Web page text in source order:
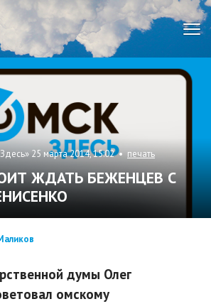
25 марта 2014, 15:02 • печать
ЖДАТЬ БЕЖЕНЦЕВ С
думы Олег
омскому